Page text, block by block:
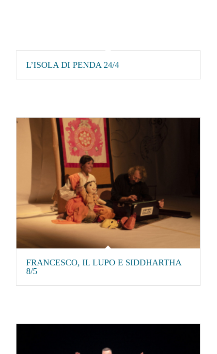
L’ISOLA DI PENDA 24/4
FRANCESCO, IL LUPO E SIDDHARTHA
8/5